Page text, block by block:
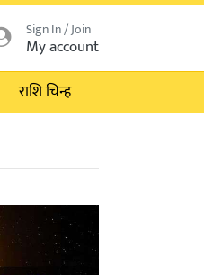
Sign In / Join
My account
राशि चिन्ह